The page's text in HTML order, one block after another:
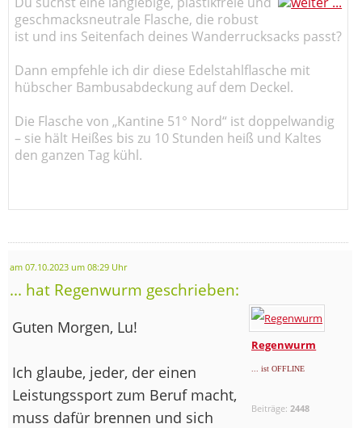
geschmacksneutrale Flasche, die robust
ist und ins Seitenfach deines Wanderrucksacks passt?
Dann empfehle ich dir diese Edelstahlflasche mit
hübscher Bambusabdeckung auf dem Deckel.
Die Flasche von „Kantine 51° Nord“ ist doppelwandig
– sie hält Heißes bis zu 10 Stunden heiß und Kaltes
den ganzen Tag kühl.
am 07.10.2023 um 08:29 Uhr
... hat Regenwurm geschrieben:
Regenwurm
... ist OFFLINE
Beiträge: 2448
Guten Morgen, Lu!
Ich glaube, jeder, der einen
Leistungssport zum Beruf macht,
muss dafür brennen und sich